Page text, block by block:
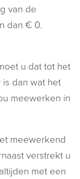
van de
dan € 0.
u dat tot het
dan wat het
meewerken in
meewerkend
verstrekt u
met een